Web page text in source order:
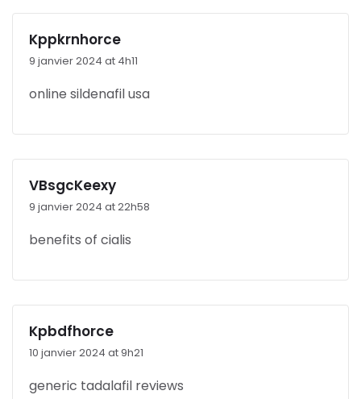
Kppkrnhorce
9 janvier 2024 at 4h11
online sildenafil usa
VBsgcKeexy
9 janvier 2024 at 22h58
benefits of cialis
Kpbdfhorce
10 janvier 2024 at 9h21
generic tadalafil reviews